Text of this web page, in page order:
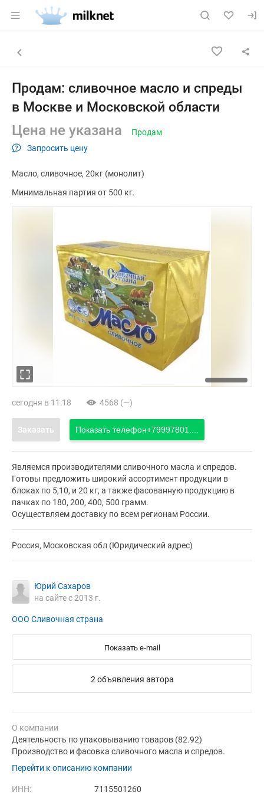
Раздел навигации по сайту milknet.ru
Объявление: Продам:
Навигация и управление объявлением
Назад к списку объявлений
Продам: сливочное масло и спреды
в Москве и Московской области
Цена не указана
Запросить цену
Продам
Масло сливочное 20кг (монолит)
Минимальная партия от 500 кг.
сегодня в 11:18 4568 (—)
Заказать Показать телефон+79997801....
Являемся производителями сливочного масла и спредов.
Готовы предложить широкий ассортимент продукции в
блоках по 5,10, и 20 кг, а также фасованную продукцию в
пачках по 180, 200, 400, 500 грамм.
Осуществляем доставку по всем регионам России.
Россия, Московская обл (Юридический адрес)
Юрий Сахаров
на сайте с 2013 г.
ООО Сливочная страна
Показать e-mail
2 объявления автора
О компании
Деятельность по упаковыванию товаров (82.92)
Производство и фасовка сливочного масла и спредов.
Перейти к описанию компании
ИНН: 7115501260